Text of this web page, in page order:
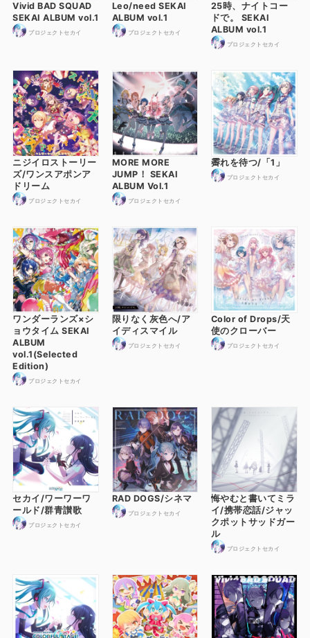
Vivid BAD SQUAD
SEKAI ALBUM vol.1
プロジェクトセカイ
Leo/need SEKAI
ALBUM vol.1
プロジェクトセカイ
25時、ナイトコー
ドで。 SEKAI
ALBUM vol.1
プロジェクトセカイ
ニジイロストーリー
ズ/ワンスアポンア
ドリーム
プロジェクトセカイ
MORE MORE
JUMP！ SEKAI
ALBUM Vol.1
プロジェクトセカイ
霽れを待つ/「1」
プロジェクトセカイ
ワンダーランズ×シ
ョウタイム SEKAI
ALBUM
vol.1(Selected
Edition)
プロジェクトセカイ
限りなく灰色へ/ア
イディスマイル
プロジェクトセカイ
Color of Drops/天
使のクローバー
プロジェクトセカイ
セカイ/ワーワーワ
ールド/群青讃歌
プロジェクトセカイ
RAD DOGS/シネマ
プロジェクトセカイ
悔やむと書いてミラ
イ/携帯恋話/ジャッ
クポットサッドガー
ル
プロジェクトセカイ